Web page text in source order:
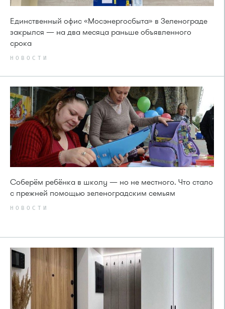
Единственный офис «Мосэнергосбыта» в Зеленограде
закрылся — на два месяца раньше объявленного
срока
НОВОСТИ
Соберём ребёнка в школу — но не местного. Что стало
с прежней помощью зеленоградским семьям
НОВОСТИ